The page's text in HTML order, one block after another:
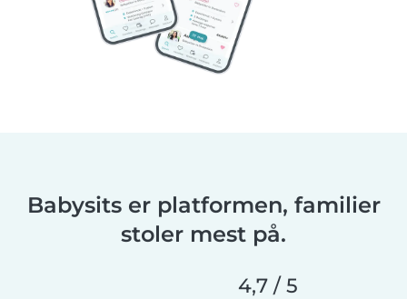
Babysits er platformen, familier
stoler mest på.
4,7 / 5